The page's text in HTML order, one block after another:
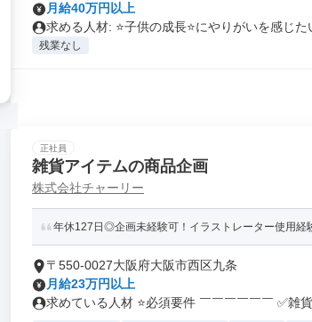
月給40万円以上
求める人材: ⭐子供の成長⭐にやりがいを感じた
残業なし
正社員
雑貨アイテムの商品企画
株式会社チャーリー
年休127日◎企画未経験可！イラストレーター使用経
〒550-0027大阪府大阪市西区九条
月給23万円以上
求めている人材 ⭐必須要件 ￣￣￣￣￣￣ ✅雑